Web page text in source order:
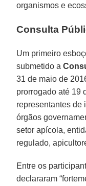
organismos e
Consulta
Um primeiro
submetido a
31 de maio de
prorrogado até 19
representantes de
órgãos
setor apícola,
regulado,
Entre os
declararam